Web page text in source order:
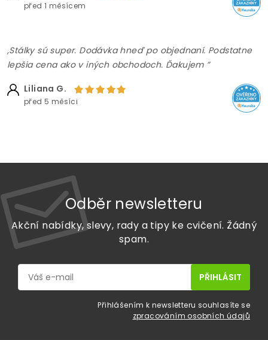
před 1 měsícem
,Stálky sú super. Dodávka hneď po objednaní. Podstatne
lepšia cena ako v iných obchodoch. Ďakujem ”
Liliana G.
před 5 měsíci
Odběr newsletteru
Akční nabídky, slevy, rady a tipy ke cvičení. Žádný
spam.
Přihlášením k newsletteru souhlasíte se
zpracováním osobních údajů